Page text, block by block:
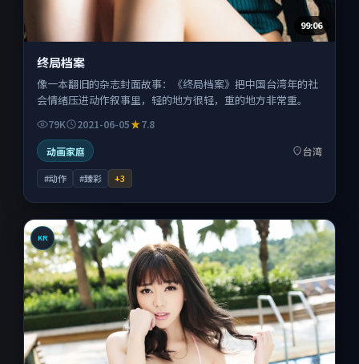
99:06
终局档案
像一本翻旧的杂志封面故事：《终局档案》把中国台湾年的社
会情绪压进动作叙事里，轻的地方很轻，重的地方非常重。
79K 2021-06-05
7.8
动画家庭
台湾
#动作 #臻彩 +3
KR